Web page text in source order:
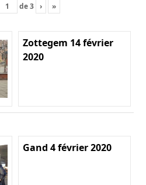
de3 › »
Zottegem 14 février
2020
Gand 4 février 2020